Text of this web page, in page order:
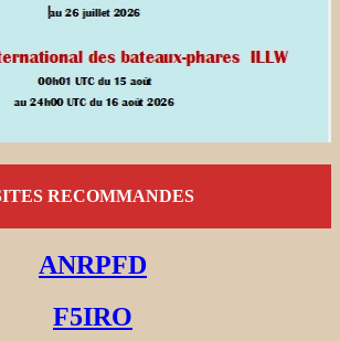
RECOMMANDES
ANRPFD
F5IRO